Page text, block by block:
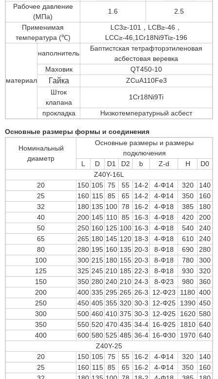
Рабочее давление
(МПа)
1.6 2.5
Применимая
температура (℃)
LC3≥-101，LCB≥-46，
LCC≥-46,1Cr18Ni9Ti≥-196
материал
наполнитель
Баптистская тетрафторэтиленовая
асбестовая веревка
Маховик
QT450-10
Гайка
ZCuA110Fe3
Шток
клапана
1Cr18Ni9Ti
прокладка Низкотемпературный асбест
Основные размеры формы и соединения
Номинальный
диаметр
Основные размеры и размеры
подключения
L
D D1 D2 b Z-d H
D0
Z40Y-16L
20
150 105 75 55 14-2 4-Φ14 320
140
25
160 115 85 65 14-2 4-Φ14 350
160
32
180 135 100 78 16-2 4-Φ18 385
180
40
200 145 110 85 16-3 4-Φ18 420
200
50
250 160 125 100 16-3 4-Φ18 540
240
65
265 180 145 120 18-3 4-Φ18 610
240
80
280 195 160 135 20-3 8-Φ18 690
280
100
300 215 180 155 20-3 8-Φ18 780
300
125
325 245 210 185 22-3 8-Φ18 930
320
150
350 280 240 210 24-3 8-Φ23 980
360
200
400 335 295 265 26-3 12-Φ23 1180 400
250
450 405 355 320 30-3 12-Φ25 1390 450
300
500 460 410 375 30-3 12-Φ25 1620 580
350
550 520 470 435 34-4 16-Φ25 1810 640
400
600 580 525 485 36-4 16-Φ30 1970 640
Z40Y-25
20
150 105 75 55 16-2 4-Φ14 320
140
25
160 115 85 65 16-2 4-Φ14 350
160